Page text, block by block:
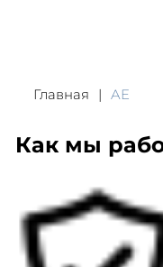
Главная AE
Как мы